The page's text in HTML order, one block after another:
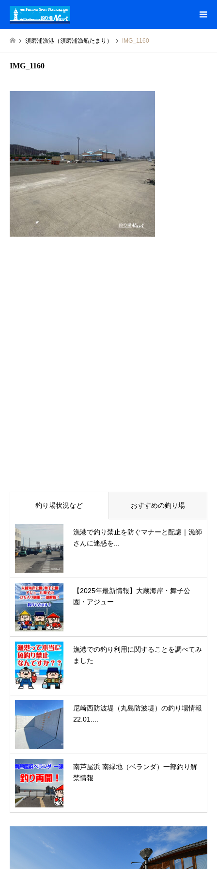
須磨浦漁港（須磨浦漁船たまり） IMG_1160
IMG_1160
釣り場状況など おすすめの釣り場
漁港で釣り禁止を防ぐマナーと配慮｜漁師
さんに迷惑を...
【2025年最新情報】大蔵海岸・舞子公
園・アジュー...
漁港での釣り利用に関することを調べてみ
ました
尼崎西防波堤（丸島防波堤）の釣り場情報
22.01....
南芦屋浜 南緑地（ベランダ）一部釣り解
禁情報